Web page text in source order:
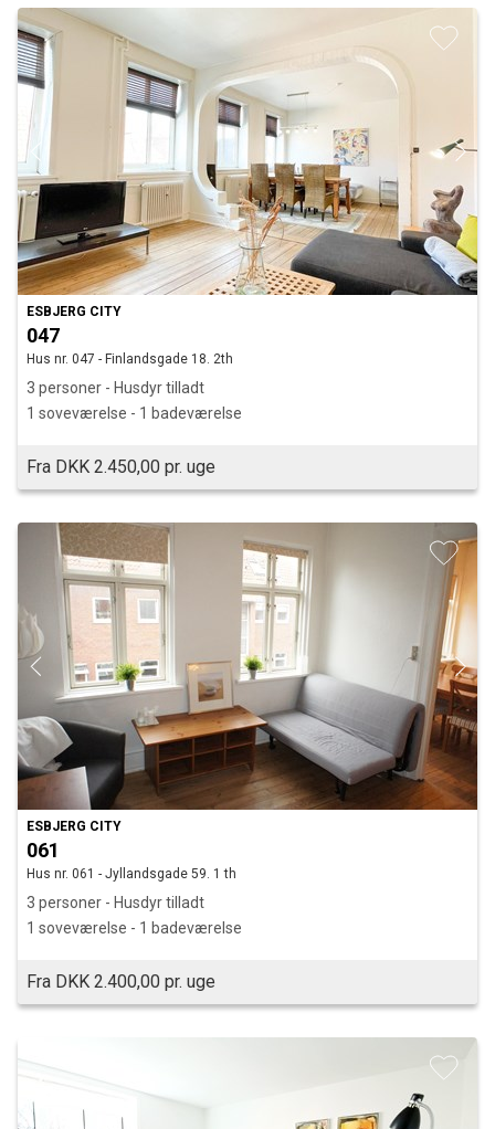
ESBJERG CITY
047
Hus nr. 047 - Finlandsgade 18. 2th
3 personer - Husdyr tilladt
1 soveværelse - 1 badeværelse
Fra DKK 2.450,00 pr. uge
ESBJERG CITY
061
Hus nr. 061 - Jyllandsgade 59. 1 th
3 personer - Husdyr tilladt
1 soveværelse - 1 badeværelse
Fra DKK 2.400,00 pr. uge